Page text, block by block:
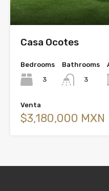
Casa Ocotes
Bedrooms
3
Bathrooms
3
Venta
$3,180,000 MXN